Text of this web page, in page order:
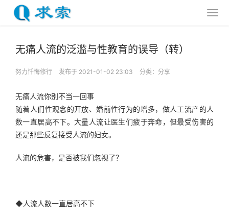
无痛人流的泛滥与性教育的误导（转）
努力忏悔修行 发布于 2021-01-02 23:03 分类： 分享
无痛人流你别不当一回事
随着人们性观念的开放、婚前性行为的增多，做人工流产的人
数一直居高不下。大量人流让医生们疲于奔命，但最受伤害的
还是那些反复接受人流的妇女。
人流的危害，是否被我们忽视了？
◆人流人数一直居高不下